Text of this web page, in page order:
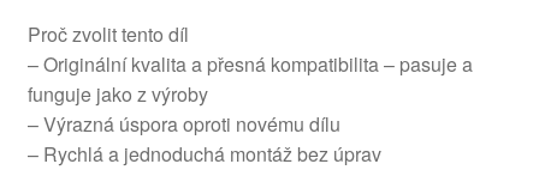
Proč zvolit tento díl
– Originální kvalita a přesná kompatibilita – pasuje a
funguje jako z výroby
– Výrazná úspora oproti novému dílu
– Rychlá a jednoduchá montáž bez úprav